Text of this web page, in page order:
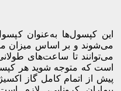
این کپسول‌ها به‌عنوان
می‌شوند و بر اساس
می‌توانند تا ساعت‌های
است که متوجه شوید هر
پیش از اتمام کامل گاز